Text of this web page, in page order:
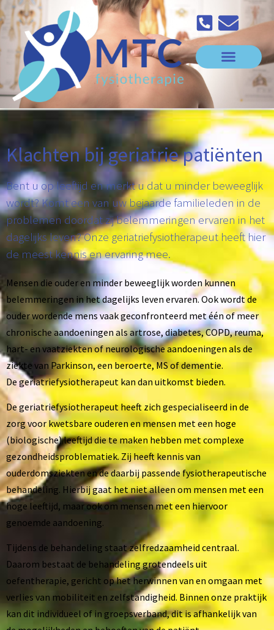
Klachten bij geriatrie patiënten
Bent u op leeftijd en merkt u dat u minder beweeglijk
wordt? Komt een van uw bejaarde familieleden in de
problemen doordat zij belemmeringen ervaren in het
dagelijks leven? Onze geriatriefysiotherapeut heeft hier
de meest kennis en ervaring mee.
Mensen die ouder en minder beweeglijk worden kunnen
belemmeringen in het dagelijks leven ervaren. Ook wordt de
ouder wordende mens vaak geconfronteerd met één of meer
chronische aandoeningen als artrose, diabetes, COPD, reuma,
hart- en vaatziekten of neurologische aandoeningen als de
ziekte van Parkinson, een beroerte, MS of dementie.
De geriatriefysiotherapeut kan dan uitkomst bieden.
De geriatriefysiotherapeut heeft zich gespecialiseerd in de
zorg voor kwetsbare ouderen en mensen met een hoge
(biologische) leeftijd die te maken hebben met complexe
gezondheidsproblematiek. Zij heeft kennis van
ouderdomsziekten en de daarbij passende fysiotherapeutische
behandeling. Hierbij gaat het niet alleen om mensen met een
hoge leeftijd, maar ook om mensen met een hiervoor
genoemde aandoening.
Tijdens de behandeling staat zelfredzaamheid centraal.
Daarom bestaat de behandeling grotendeels uit
oefentherapie, gericht op het herwinnen van en omgaan met
verlies van mobiliteit en zelfstandigheid. Binnen onze praktijk
kan dit individueel of in groepsverband, dit is afhankelijk van